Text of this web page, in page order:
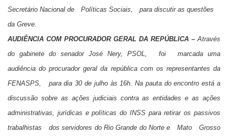
Secretário Nacional de Políticas Sociais, para discutir as questões
da Greve.
AUDIÊNCIA COM PROCURADOR GERAL DA REPÚBLICA – Através
do gabinete do senador José Nery, PSOL, foi marcada uma
audiência do procurador geral da república com os representantes da
FENASPS, para dia 30 de julho às 16h. Na pauta do encontro está a
discussão sobre as ações judiciais contra as entidades e as ações
administrativas, jurídicas e políticas do INSS para retirar os passivos
trabalhistas dos servidores do Rio Grande do Norte e Mato Grosso